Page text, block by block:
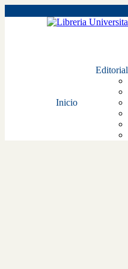
Inicio
Editorial